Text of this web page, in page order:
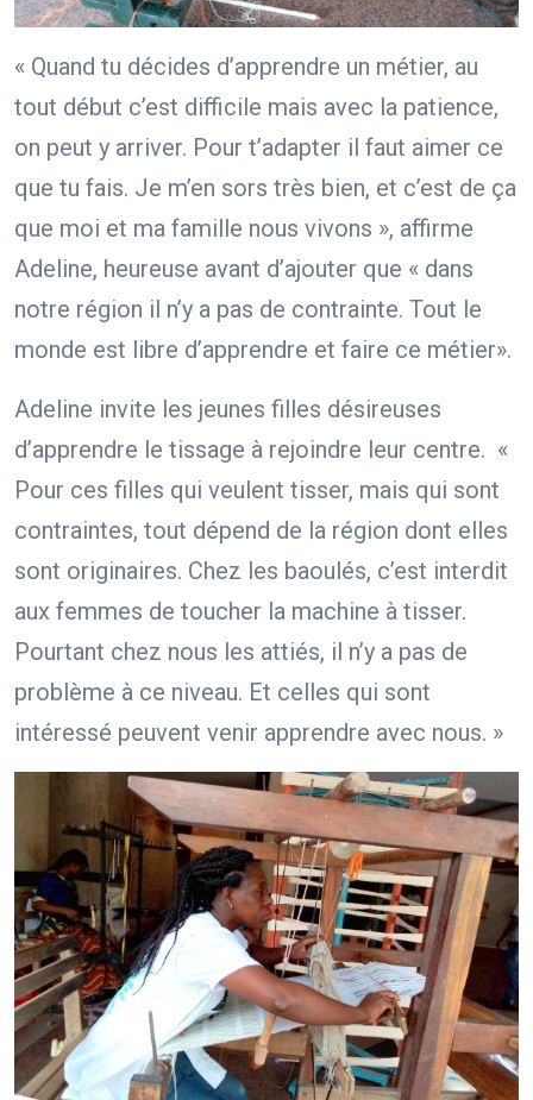
« Quand tu décides d’apprendre un métier, au
tout début c’est difficile mais avec la patience,
on peut y arriver. Pour t’adapter il faut aimer ce
que tu fais. Je m’en sors très bien, et c’est de ça
que moi et ma famille nous vivons », affirme
Adeline, heureuse avant d’ajouter que « dans
notre région il n’y a pas de contrainte. Tout le
monde est libre d’apprendre et faire ce métier».
Adeline invite les jeunes filles désireuses
d’apprendre le tissage à rejoindre leur centre. «
Pour ces filles qui veulent tisser, mais qui sont
contraintes, tout dépend de la région dont elles
sont originaires. Chez les baoulés, c’est interdit
aux femmes de toucher la machine à tisser.
Pourtant chez nous les attiés, il n’y a pas de
problème à ce niveau. Et celles qui sont
intéressé peuvent venir apprendre avec nous. »